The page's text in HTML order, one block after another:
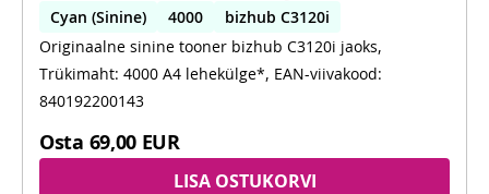
Cyan (Sinine) 4000
bizhub C3120i
Originaalne sinine tooner bizhub C3120i jaoks,
Trükimaht: 4000 A4 lehekülge*, EAN-viivakood:
840192200143
Osta 69,00 EUR
LISA OSTUKORVI